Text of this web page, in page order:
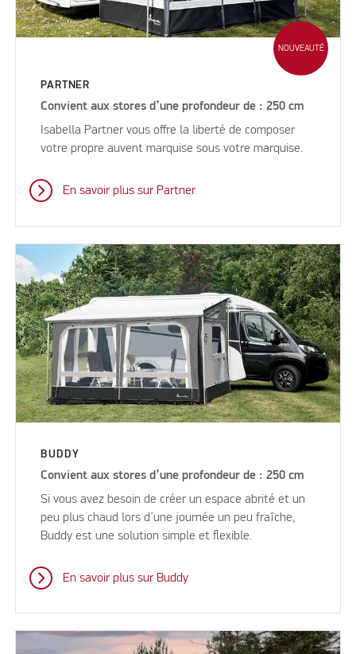
NOUVEAUTÉ
PARTNER
Convient aux stores d’une profondeur de : 250 cm
Isabella Partner vous offre la liberté de composer
votre propre auvent marquise sous votre marquise.
En savoir plus sur Partner
BUDDY
Convient aux stores d’une profondeur de : 250 cm
Si vous avez besoin de créer un espace abrité et un
peu plus chaud lors d’une journée un peu fraîche,
Buddy est une solution simple et flexible.
En savoir plus sur Buddy